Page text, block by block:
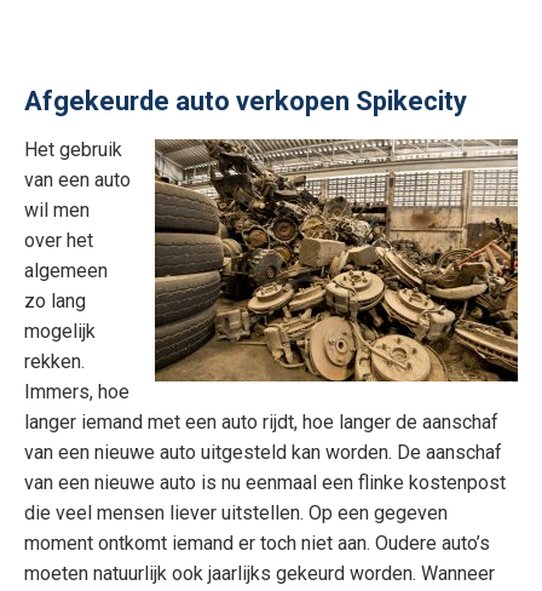
Afgekeurde auto verkopen Spikecity
Het gebruik
van een auto
wil men
over het
algemeen
zo lang
mogelijk
rekken.
Immers, hoe
langer iemand met een auto rijdt, hoe langer de aanschaf
van een nieuwe auto uitgesteld kan worden. De aanschaf
van een nieuwe auto is nu eenmaal een flinke kostenpost
die veel mensen liever uitstellen. Op een gegeven
moment ontkomt iemand er toch niet aan. Oudere auto’s
moeten natuurlijk ook jaarlijks gekeurd worden. Wanneer